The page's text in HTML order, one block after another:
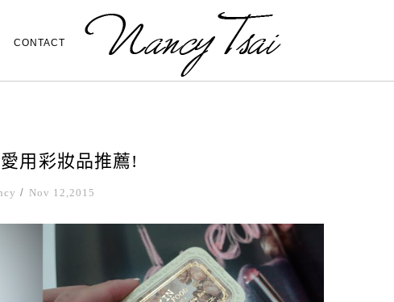
CONTACT
用彩妝品推薦!
/ Nov 12,2015